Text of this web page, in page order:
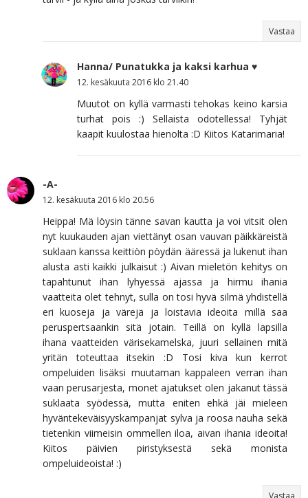
Vastaa
Hanna/ Punatukka ja kaksi karhua ♥
12. kesäkuuta 2016 klo 21.40
Muutot on kyllä varmasti tehokas keino karsia
turhat pois :) Sellaista odotellessa! Tyhjät
kaapit kuulostaa hienolta :D Kiitos Katarimaria!
-A-
12. kesäkuuta 2016 klo 20.56
Heippa! Mä löysin tänne savan kautta ja voi vitsit olen
nyt kuukauden ajan viettänyt osan vauvan päikkäreistä
suklaan kanssa keittiön pöydän ääressä ja lukenut ihan
alusta asti kaikki julkaisut :) Aivan mieletön kehitys on
tapahtunut ihan lyhyessä ajassa ja hirmu ihania
vaatteita olet tehnyt, sulla on tosi hyvä silmä yhdistellä
eri kuoseja ja värejä ja loistavia ideoita millä saa
peruspertsaankin sitä jotain. Teillä on kyllä lapsilla
ihana vaatteiden värisekamelska, juuri sellainen mitä
yritän toteuttaa itsekin :D Tosi kiva kun kerrot
ompeluiden lisäksi muutaman kappaleen verran ihan
vaan perusarjesta, monet ajatukset olen jakanut tässä
suklaata syödessä, mutta eniten ehkä jäi mieleen
hyväntekeväisyyskampanjat sylva ja roosa nauha sekä
tietenkin viimeisin ommellen iloa, aivan ihania ideoita!
Kiitos päivien piristyksestä sekä monista
ompeluideoista! :)